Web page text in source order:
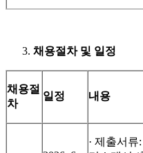
채용절차 및 일정
채용절
차
일정 내용
· 제출서